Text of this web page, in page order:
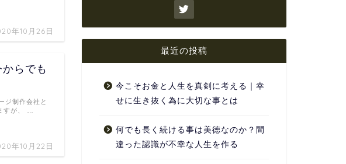
年10月26日
らでも
年10月22日
ジ制作会社と
すが、 …
最近の投稿
今こそお金と人生を真剣に考える｜幸
せに生き抜く為に大切な事とは
何でも長く続ける事は美徳なのか？間
違った認識が不幸な人生を作る